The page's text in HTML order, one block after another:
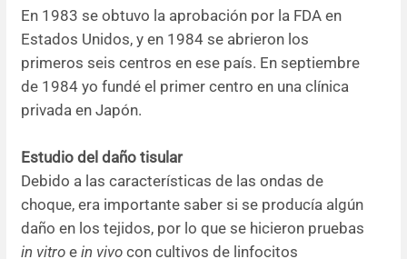
En 1983 se obtuvo la aprobación por la FDA en
Estados Unidos, y en 1984 se abrieron los
primeros seis centros en ese país. En septiembre
de 1984 yo fundé el primer centro en una clínica
privada en Japón.
Estudio del daño tisular
Debido a las características de las ondas de
choque, era importante saber si se producía algún
daño en los tejidos, por lo que se hicieron pruebas
in vitro e in vivo con cultivos de linfocitos